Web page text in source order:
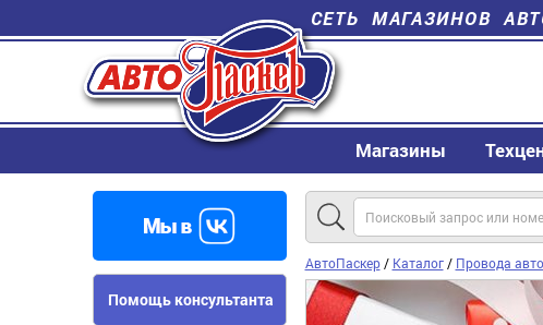
СЕТЬ МАГАЗИНОВ
Магазины
Помощь консультанта
АвтоПаскер/ Каталог/ Провода